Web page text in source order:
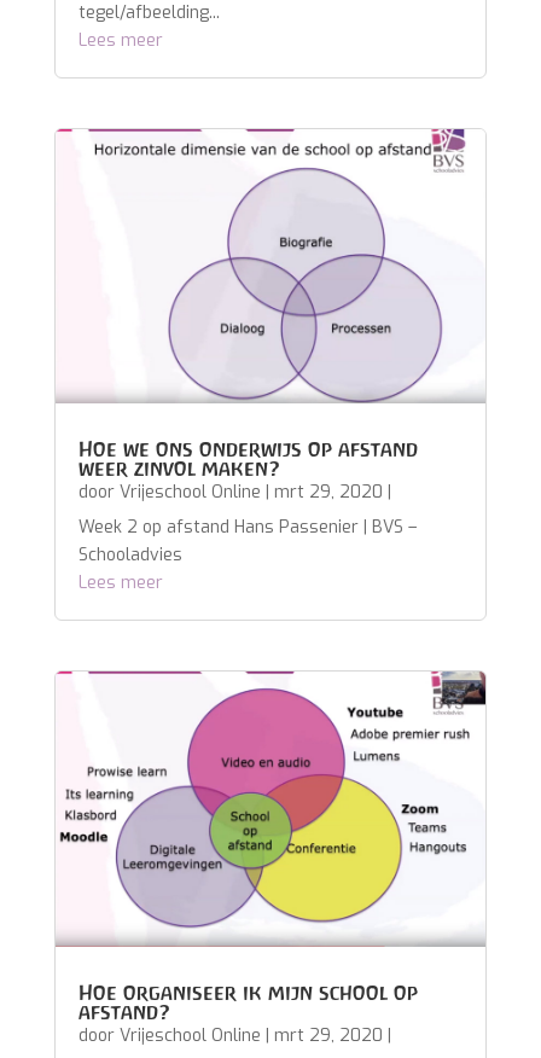
tegel/afbeelding...
Lees meer
Hoe we ons onderwijs op afstand
weer zinvol maken?
door Vrijeschool Online | mrt 29, 2020 |
Week 2 op afstand Hans Passenier | BVS –
Schooladvies
Lees meer
Hoe organiseer ik mijn school op
afstand?
door Vrijeschool Online mrt 29, 2020